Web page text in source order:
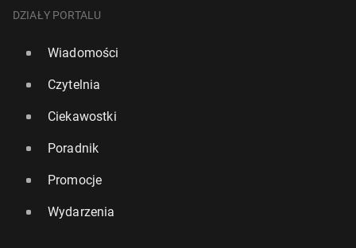
DZIAŁY PORTALU
Wiadomości
Czytelnia
Ciekawostki
Poradnik
Promocje
Wydarzenia